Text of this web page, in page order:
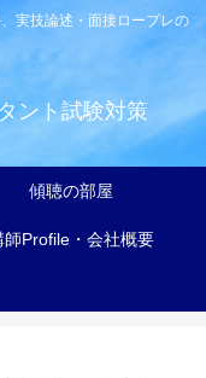
実技論述・面接ロープレの
ント試験対策
傾聴の部屋
師Profile・会社概要